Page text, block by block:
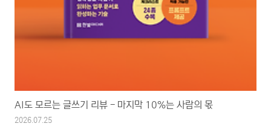
AI도 모르는 글쓰기 리뷰 - 마지막 10%는 사람의 몫
2026.07.25